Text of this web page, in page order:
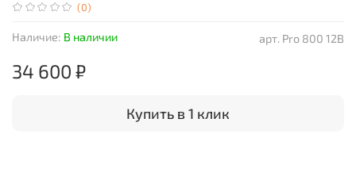
(0)
арт. Pro 800 12В
Наличие: В наличии
34 600 ₽
Купить в 1 клик